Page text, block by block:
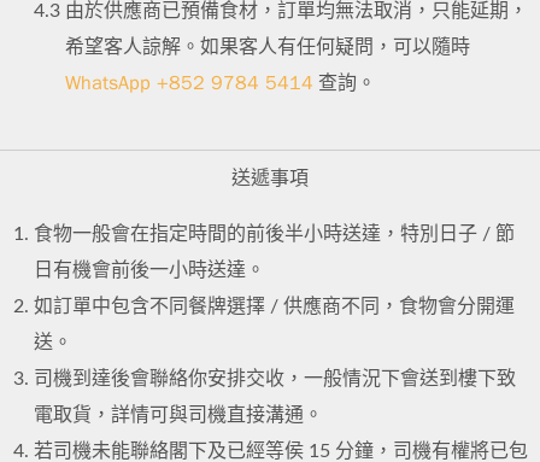
4.3 由於供應商已預備食材，訂單均無法取消，只能延期，
希望客人諒解。如果客人有任何疑問，可以隨時
WhatsApp +852 9784 5414 查詢。
送遞事項
食物一般會在指定時間的前後半小時送達，特別日子 / 節
日有機會前後一小時送達。
如訂單中包含不同餐牌選擇 / 供應商不同，食物會分開運
送。
司機到達後會聯絡你安排交收，一般情況下會送到樓下致
電取貨，詳情可與司機直接溝通。
若司機未能聯絡閣下及已經等侯 15 分鐘，司機有權將已包